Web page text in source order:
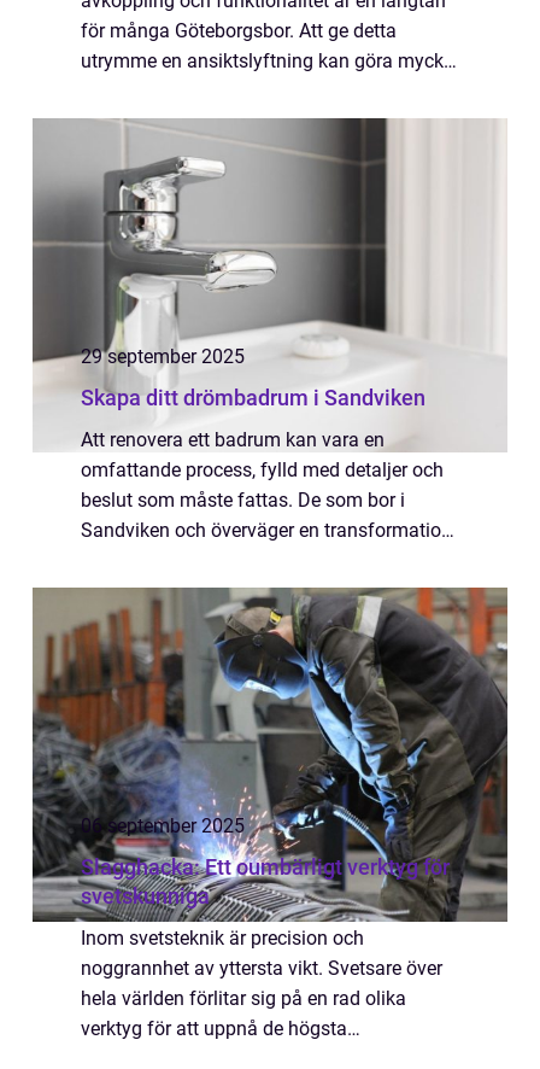
för många Göteborgsbor. Att ge detta
utrymme en ansiktslyftning kan göra mycket
29 september 2025
Skapa ditt drömbadrum i Sandviken
Att renovera ett badrum kan vara en
omfattande process, fylld med detaljer och
beslut som måste fattas. De som bor i
Sandviken och överväger en transformation
processen kan bli både sm...
06 september 2025
Slagghacka: Ett oumbärligt verktyg för
svetskunniga
Inom svetsteknik är precision och
noggrannhet av yttersta vikt. Svetsare över
hela världen förlitar sig på en rad olika
verktyg för att uppnå de högsta